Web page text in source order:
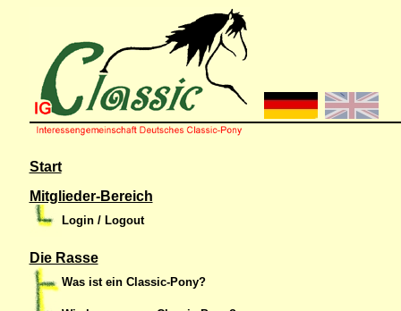
Start
Mitglieder-Bereich
Login / Logout
Die Rasse
Was ist ein Classic-Pony?